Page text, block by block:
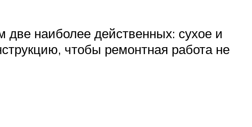
две наиболее действенных: сухое и
чтобы ремонтная работа не